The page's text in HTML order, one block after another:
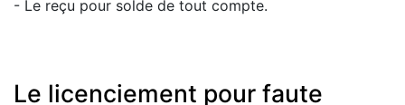
- Le reçu pour solde de tout compte.
Le licenciement pour faute